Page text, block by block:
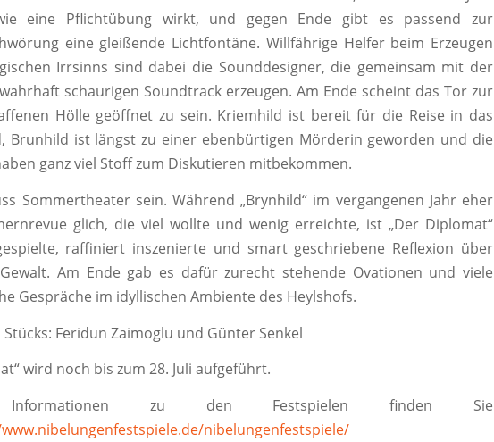
eine Pflichtübung wirkt, und gegen Ende gibt es passend zur
eine gleißende Lichtfontäne. Willfährige Helfer beim Erzeugen
Irrsinns sind dabei die Sounddesigner, die gemeinsam mit der
schaurigen Soundtrack erzeugen. Am Ende scheint das Tor zur
Hölle geöffnet zu sein. Kriemhild ist bereit für die Reise in das
Brunhild ist längst zu einer ebenbürtigen Mörderin geworden und die
ganz viel Stoff zum Diskutieren mitbekommen.
Sommertheater sein. Während „Brynhild“ im vergangenen Jahr eher
glich, die viel wollte und wenig erreichte, ist „Der Diplomat“
raffiniert inszenierte und smart geschriebene Reflexion über
Am Ende gab es dafür zurecht stehende Ovationen und viele
Gespräche im idyllischen Ambiente des Heylshofs.
Feridun Zaimoglu und Günter Senkel
wird noch bis zum 28. Juli aufgeführt.
Informationen zu den Festspielen finden Sie
nibelungenfestspiele/